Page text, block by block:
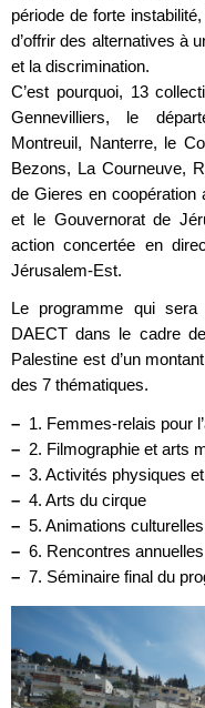
période de forte
d’offrir des alternatives à
et la discrimination.
C’est pourquoi, 13
Gennevilliers, le
Montreuil, Nanterre, le
Bezons, La Courneuve,
de Gieres en coopération
et le Gouvernorat de
action concertée en
Jérusalem-Est.
Le programme qui
DAECT dans le cadre
Palestine est d’un
des 7 thématiques.
– 1. Femmes-relais pour
– 2. Filmographie et arts
– 3. Activités physiques
– 4. Arts du cirque
– 5. Animations
– 6. Rencontres annuelles
– 7. Séminaire final du